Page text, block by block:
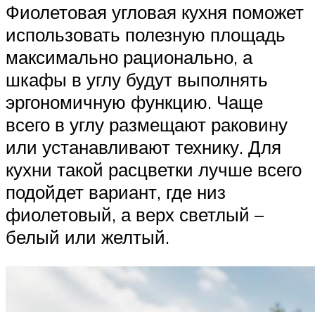
Фиолетовая угловая кухня поможет
использовать полезную площадь
максимально рационально, а
шкафы в углу будут выполнять
эргономичную функцию. Чаще
всего в углу размещают раковину
или устанавливают технику. Для
кухни такой расцветки лучше всего
подойдет вариант, где низ
фиолетовый, а верх светлый –
белый или желтый.